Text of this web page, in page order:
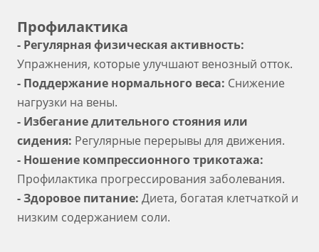
Профилактика
- Регулярная физическая активность:
Упражнения, которые улучшают венозный отток.
- Поддержание нормального веса: Снижение
нагрузки на вены.
- Избегание длительного стояния или
сидения: Регулярные перерывы для движения.
- Ношение компрессионного трикотажа:
Профилактика прогрессирования заболевания.
- Здоровое питание: Диета, богатая клетчаткой и
низким содержанием соли.